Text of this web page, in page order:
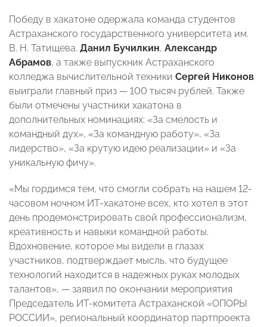
Победу в хакатоне одержала команда студентов
Астраханского государственного университета им.
В. Н. Татищева. Данил Бучилкин, Александр
Абрамов, а также выпускник Астраханского
колледжа вычислительной техники Сергей Никонов
выиграли главный приз — 100 тысяч рублей. Также
были отмечены участники хакатона в
дополнительных номинациях: «За смелость и
командный дух», «За командную работу», «За
лидерство», «За крутую идею реализации» и «За
уникальную фичу».
«Мы гордимся тем, что смогли собрать на нашем 12-
часовом ночном ИТ-хакатоне всех, кто хотел в этот
день продемонстрировать свой профессионализм,
креативность и навыки командной работы.
Вдохновение, которое мы видели в глазах
участников, подтверждает мысль, что будущее
технологий находится в надежных руках молодых
талантов», — заявил по окончании мероприятия
Председатель ИТ-комитета Астраханской «ОПОРЫ
РОССИИ», региональный координатор партпроекта